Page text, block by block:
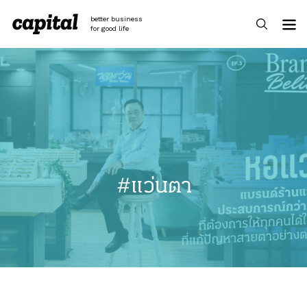
content
better business
for good life
#แว่นตา